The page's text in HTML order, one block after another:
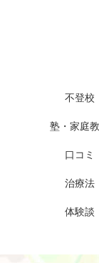
不登校
塾・家庭
口コミ
治療法
体験談